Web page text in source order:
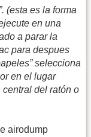
(esta es la forma
en una
a parar la
para despues
selecciona
en el lugar
del ratón o
airodump